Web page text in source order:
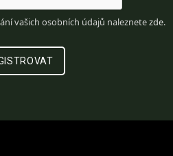
vašich osobních údajů naleznetezde.